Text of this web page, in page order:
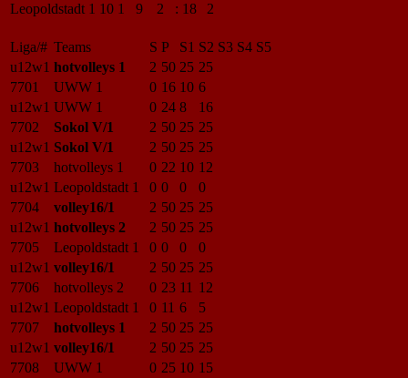
Leopoldstadt 1 10 1 9 2 : 18 2
Liga/# Teams S P S1 S2 S3 S4 S5
u12w1 hotvolleys 1 2 50 25 25
7701
UWW 1 0 16 10 6
u12w1 UWW 1 0 24 8
16
7702
Sokol V/1 2 50 25 25
u12w1 Sokol V/1 2 50 25 25
7703
hotvolleys 1 0 22 10 12
u12w1 Leopoldstadt 1 0 0 0
0
7704
volley16/1 2 50 25 25
u12w1 hotvolleys 2 2 50 25 25
7705
Leopoldstadt 1 0 0 0
0
u12w1 volley16/1 2 50 25 25
7706
hotvolleys 2 0 23 11 12
u12w1 Leopoldstadt 1 0 11 6
5
7707
hotvolleys 1 2 50 25 25
u12w1 volley16/1 2 50 25 25
7708
UWW 1 0 25 10 15